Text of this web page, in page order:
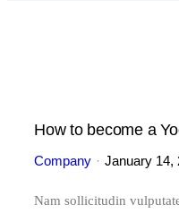
How to become a
Company January 14,
Nam sollicitudin